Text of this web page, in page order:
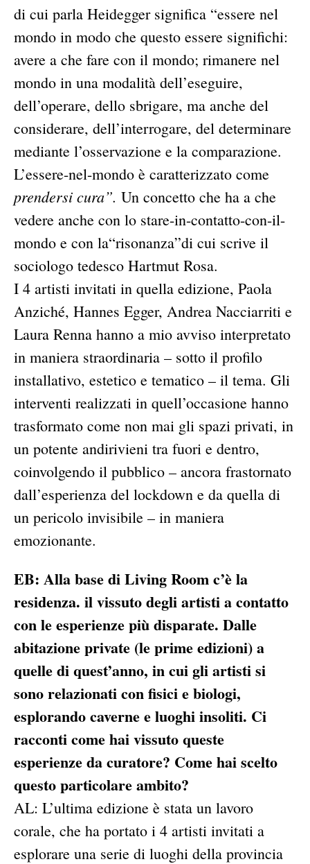
di cui parla Heidegger significa “essere nel
mondo in modo che questo essere significhi:
avere a che fare con il mondo; rimanere nel
mondo in una modalità dell’eseguire,
dell’operare, dello sbrigare, ma anche del
considerare, dell’interrogare, del determinare
mediante l’osservazione e la comparazione.
L’essere-nel-mondo è caratterizzato come
prendersi cura”. Un concetto che ha a che
vedere anche con lo stare-in-contatto-con-il-
mondo e con la“risonanza”di cui scrive il
sociologo tedesco Hartmut Rosa.
I 4 artisti invitati in quella edizione, Paola
Anziché, Hannes Egger, Andrea Nacciarriti e
Laura Renna hanno a mio avviso interpretato
in maniera straordinaria – sotto il profilo
installativo, estetico e tematico – il tema. Gli
interventi realizzati in quell’occasione hanno
trasformato come non mai gli spazi privati, in
un potente andirivieni tra fuori e dentro,
coinvolgendo il pubblico – ancora frastornato
dall’esperienza del lockdown e da quella di
un pericolo invisibile – in maniera
emozionante.
EB: Alla base di Living Room c’è la
residenza. il vissuto degli artisti a contatto
con le esperienze più disparate. Dalle
abitazione private (le prime edizioni) a
quelle di quest’anno, in cui gli artisti si
sono relazionati con fisici e biologi,
esplorando caverne e luoghi insoliti. Ci
racconti come hai vissuto queste
esperienze da curatore? Come hai scelto
questo particolare ambito?
AL: L’ultima edizione è stata un lavoro
corale, che ha portato i 4 artisti invitati a
esplorare una serie di luoghi della provincia